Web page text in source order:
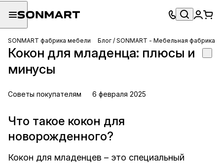
SONMART фабрика мебели Блог / SONMART - Мебельная фабрика
Кокон для младенца: плюсы и
минусы
Советы покупателям 6 февраля 2025
Что такое кокон для
новорожденного?
Кокон для младенцев – это специальный